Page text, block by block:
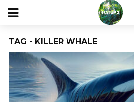
TAG - KILLER WHALE